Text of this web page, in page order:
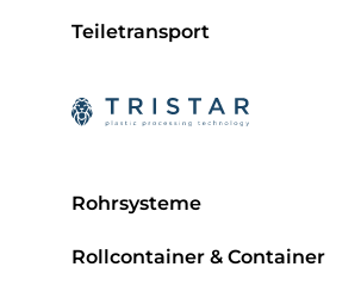
Teiletransport
Rohrsysteme
Rollcontainer & Container